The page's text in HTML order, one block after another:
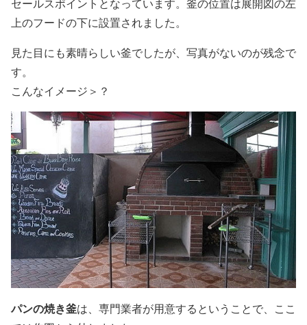
セールスポイントとなっています。釜の位置は展開図の左
上のフードの下に設置されました。
見た目にも素晴らしい釜でしたが、写真がないのが残念で
す。
こんなイメージ＞？
パンの焼き釜は、専門業者が用意するということで、ここ